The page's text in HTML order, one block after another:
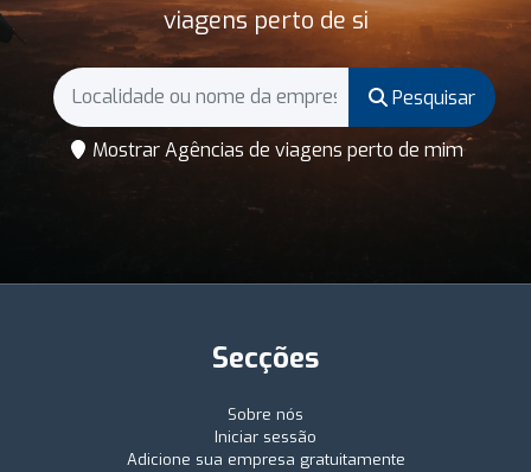
viagens perto de si
Pesquisar
Mostrar Agências de viagens perto de mim
Secções
Sobre nós
Iniciar sessão
Adicione sua empresa gratuitamente